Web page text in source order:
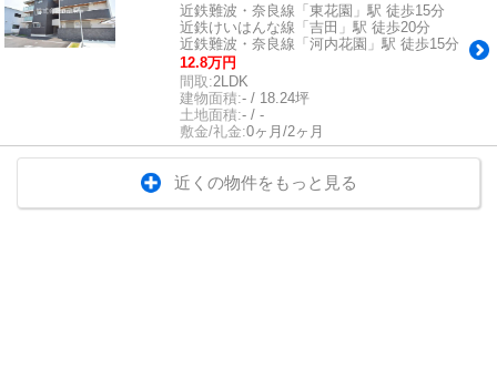
近鉄難波・奈良線「東花園」駅 徒歩15分
近鉄けいはんな線「吉田」駅 徒歩20分
近鉄難波・奈良線「河内花園」駅 徒歩15分
12.8万円
間取:2LDK
建物面積:- / 18.24坪
土地面積:- / -
敷金/礼金:0ヶ月/2ヶ月
近くの物件をもっと見る